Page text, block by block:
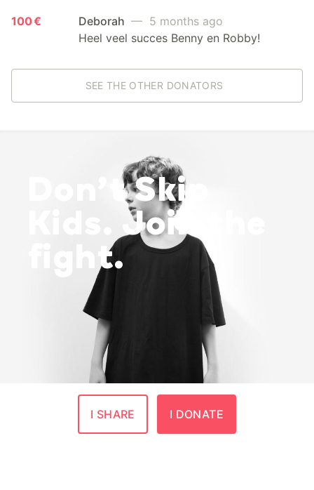
100 € Deborah — 5 months ago
Heel veel succes Benny en Robby!
SEE THE OTHER DONATORS
Don’t Skip
Kids. Join the
fight.
I SHARE I DONATE